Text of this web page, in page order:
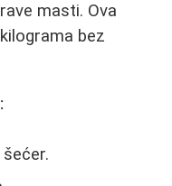
masti. Ova
bez